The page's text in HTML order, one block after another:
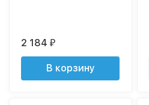
2 184₽
В корзину